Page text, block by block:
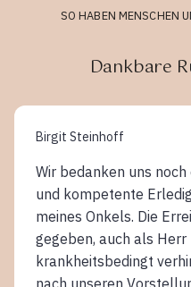
SO HABEN MENSCHEN
Dankbare
Birgit Steinhoff
Wir bedanken uns
und kompetente
meines Onkels. Die
gegeben, auch als
krankheitsbedingt